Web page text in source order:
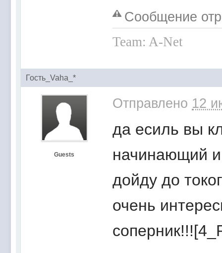
Сообщение
Team: A-Net
Гость_Vaha_*
Guests
Отправлено 12
да есиль вы
начинающий
дойду до
очень